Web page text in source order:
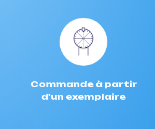
Commande à partir
d'un exemplaire